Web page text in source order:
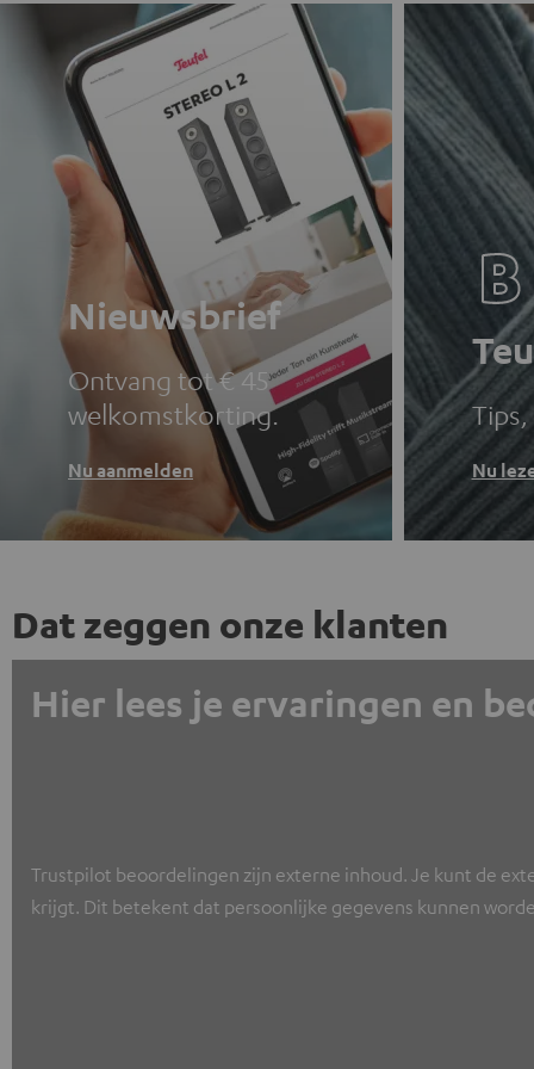
Nieuwsbrief
Ontvang tot € 45
welkomstkorting.
Nu aanmelden Nu
Dat zeggen onze klanten
Hier lees je ervaringen en
Trustpilot beoordelingen zijn externe inhoud. Je kunt de
krijgt. Dit betekent dat persoonlijke gegevens kunnen